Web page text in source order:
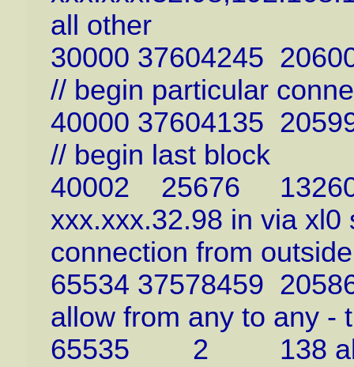
all other
30000 37604245
// begin particular
40000 37604135
// begin last block
40002 25676
xxx.xxx.32.98 in via xl0
connection from outside
65534 37578459
allow from any to any -
65535 2 138 allow